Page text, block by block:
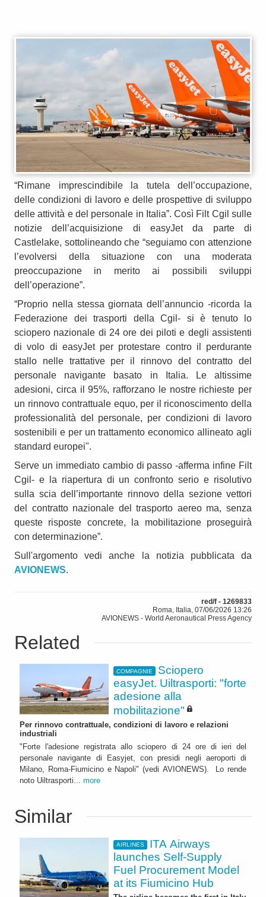
“Rimane imprescindibile la tutela dell’occupazione,
delle condizioni di lavoro e delle prospettive di sviluppo
delle attività e del personale in Italia”. Così Filt Cgil sulle
notizie dell’acquisizione di easyJet da parte di
Castlelake, sottolineando che “seguiamo con attenzione
l’evolversi della situazione con una moderata
preoccupazione in merito ai possibili sviluppi
dell’operazione”.
“Proprio nella stessa giornata dell’annuncio -ricorda la
Federazione dei trasporti della Cgil- si è tenuto lo
sciopero nazionale di 24 ore dei piloti e degli assistenti
di volo di easyJet per protestare contro il perdurante
stallo nelle trattative per il rinnovo del contratto del
personale navigante basato in Italia. Le altissime
adesioni, circa il 95%, rafforzano le nostre richieste per
un rinnovo contrattuale equo, per il riconoscimento della
professionalità del personale, per condizioni di lavoro
sostenibili e per un trattamento economico allineato agli
standard europei".
Serve un immediato cambio di passo -afferma infine Filt
Cgil- e la riapertura di un confronto serio e risolutivo
sulla scia dell’importante rinnovo della sezione vettori
del contratto nazionale del trasporto aereo ma, senza
queste risposte concrete, la mobilitazione proseguirà
con determinazione”.
Sull'argomento vedi anche la notizia pubblicata da
AVIONEWS.
red/f - 1269833
Roma, Italia, 07/06/2026 13:26
AVIONEWS - World Aeronautical Press Agency
Related
COMPAGNIE
Sciopero
easyJet. Uiltrasporti: "forte
adesione alla
mobilitazione"
Per rinnovo contrattuale, condizioni di lavoro e relazioni
industriali
"Forte l'adesione registrata allo sciopero di 24 ore di ieri del
personale navigante di Easyjet, con presidi negli aeroporti di
Milano, Roma-Fiumicino e Napoli" (vedi AVIONEWS). Lo rende
noto Uiltrasporti... more
Similar
AIRLINES
ITA Airways
launches Self-Supply
Fuel Procurement Model
at its Fiumicino Hub